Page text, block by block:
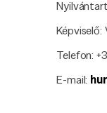
Telefon:
E-mail: